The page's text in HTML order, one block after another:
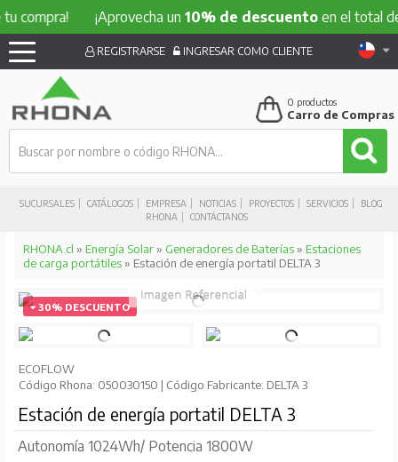
compra! ¡Aprovecha un10% de descuentoen el total de
SUCURSALES CATÁLOGOS EMPRESA NOTICIAS PROYECTOS SERVICIOS
BLOG
RHONA
CONTÁCTANOS
REGISTRARSE INGRESAR COMO CLIENTE
0 productos
Carro de Compras
RHONA.cl » Energía Solar» Generadores de Baterías» Estaciones
de carga portátiles» Estación de energía portatil DELTA 3
30% DESCUENTO
ECOFLOW
Código Rhona: 050030150 | Código Fabricante: DELTA 3
Estación de energía portatil DELTA 3
Autonomía 1024Wh/ Potencia 1800W